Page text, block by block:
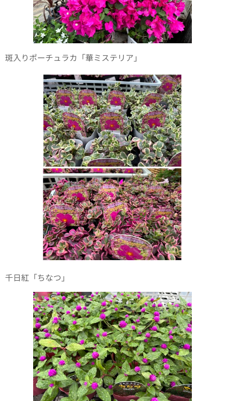
斑入りポーチュラカ「華ミステリア」
千日紅「ちなつ」